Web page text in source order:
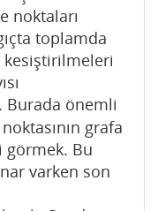
noktaları
toplamda
kesiştirilmeleri
Burada önemli
grafa
görmek. Bu
varken son